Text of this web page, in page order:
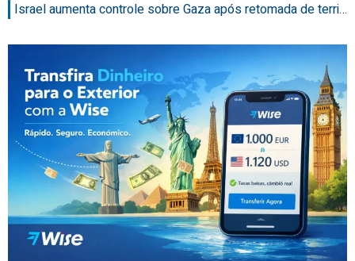
Israel aumenta controle sobre Gaza após retomada de terri…